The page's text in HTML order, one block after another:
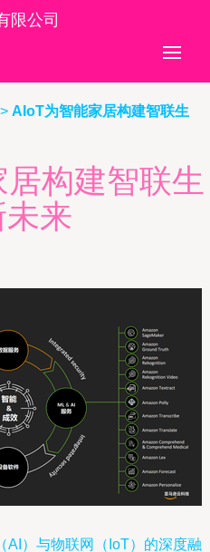
限公司
> AIoT为智能家居构建智联生
构建智联生
来
AI）与物联网（IoT）的深度融